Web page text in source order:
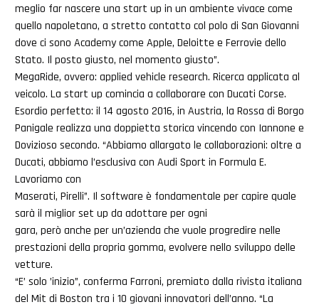
meglio far nascere una start up in un ambiente vivace come
quello napoletano, a stretto contatto col polo di San Giovanni
dove ci sono Academy come Apple, Deloitte e Ferrovie dello
Stato. Il posto giusto, nel momento giusto”.
MegaRide, ovvero: applied vehicle research. Ricerca applicata al
veicolo. La start up comincia a collaborare con Ducati Corse.
Esordio perfetto: il 14 agosto 2016, in Austria, la Rossa di Borgo
Panigale realizza una doppietta storica vincendo con Iannone e
Dovizioso secondo. “Abbiamo allargato le collaborazioni: oltre a
Ducati, abbiamo l’esclusiva con Audi Sport in Formula E.
Lavoriamo con
Maserati, Pirelli”. Il software è fondamentale per capire quale
sarà il miglior set up da adottare per ogni
gara, però anche per un’azienda che vuole progredire nelle
prestazioni della propria gomma, evolvere nello sviluppo delle
vetture.
“E’ solo ’inizio”, conferma Farroni, premiato dalla rivista italiana
del Mit di Boston tra i 10 giovani innovatori dell’anno. “La